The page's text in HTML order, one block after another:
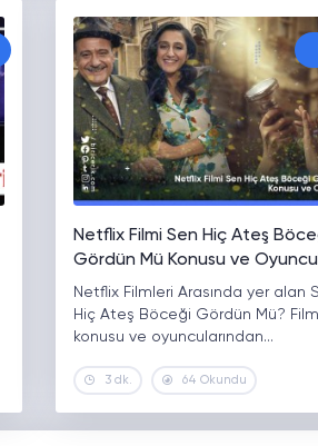
Netflix Filmi Sen Hiç Ateş
Gördün Mü Konusu ve
Netflix Filmleri Arasında yer alan
Hiç Ateş Böceği Gördün Mü?
konusu ve oyuncularından…
3 dk. 64 Okundu